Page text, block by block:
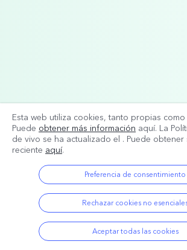
Esta web utiliza cookies, tanto propias
Puede obtener más información aquí. La
de vivo se ha actualizado el . Puede
reciente aquí.
Preferencia de consentimiento
Rechazar cookies no
Aceptar todas las cookies